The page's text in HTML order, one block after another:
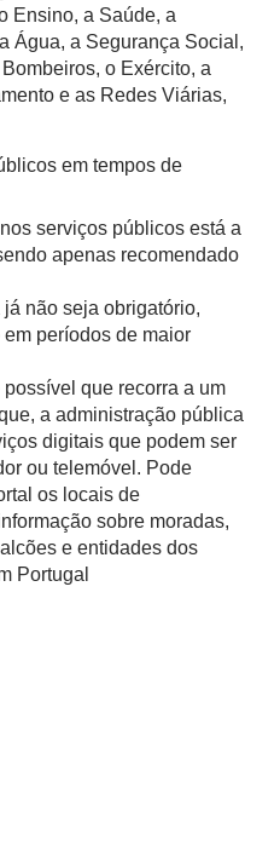
Ensino, a Saúde, a
Água, a Segurança Social,
o Exército, a
e as Redes Viárias,
em tempos de
serviços públicos está a
apenas recomendado
não seja obrigatório,
períodos de maior
que recorra a um
a administração pública
digitais que podem ser
ou telemóvel. Pode
os locais de
sobre moradas,
e entidades dos
Portugal